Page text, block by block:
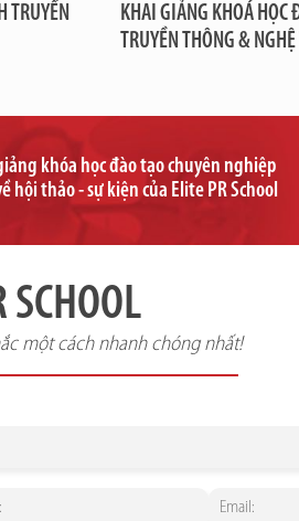
TRUYỀN
KHAI GIẢNG KHOÁ
TRUYỀN THÔNG &
khóa học đào tạo chuyên nghiệp
hội thảo - sự kiện của Elite PR School
SCHOOL
một cách nhanh chóng nhất!